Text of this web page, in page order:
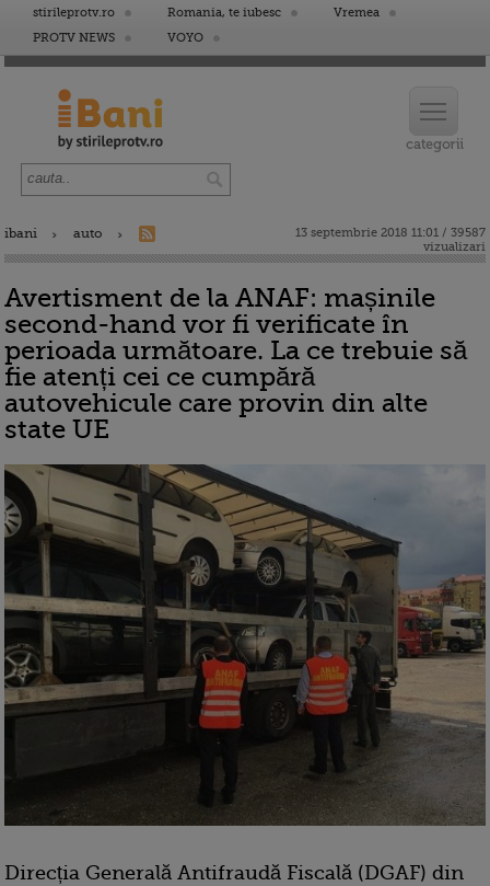
stirileprotv.ro Romania, te iubesc
Vremea
PROTV NEWS
VOYO
ibani auto
13 septembrie 2018 11:01 / 39587
vizualizari
Avertisment de la ANAF: mașinile
second-hand vor fi verificate în
perioada următoare. La ce trebuie să
fie atenți cei ce cumpără
autovehicule care provin din alte
state UE
Direcția Generală Antifraudă Fiscală (DGAF) din